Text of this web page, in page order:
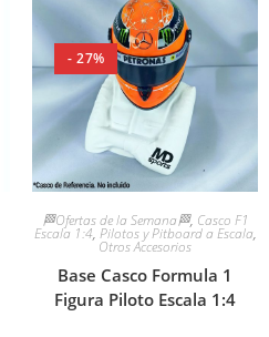
- 27%
🏁Ofertas de la Semana🏁, Casco F1
Escala 1:4, Pilotos y Pitboard a Escala,
Otros Accesorios
Base Casco Formula 1
Figura Piloto Escala 1:4